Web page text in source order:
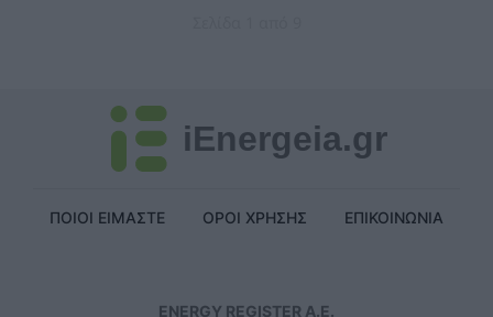
iEnergeia.gr
ΠΟΙΟΙ ΕΙΜΑΣΤΕ ΟΡΟΙ ΧΡΗΣΗΣ ΕΠΙΚΟΙΝΩΝΙΑ
ENERGY REGISTER Α.Ε.